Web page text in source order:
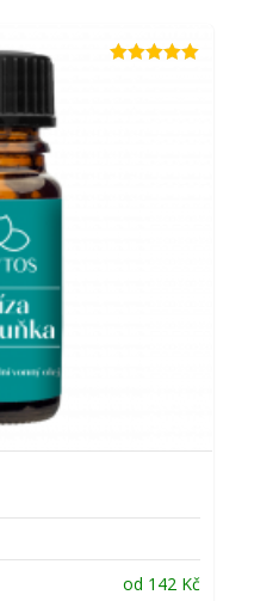
od 142 Kč